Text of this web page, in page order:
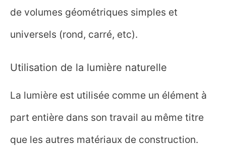
de volumes géométriques simples et
universels (rond, carré, etc).
Utilisation de la lumière naturelle
La lumière est utilisée comme un élément à
part entière dans son travail au même titre
que les autres matériaux de construction.